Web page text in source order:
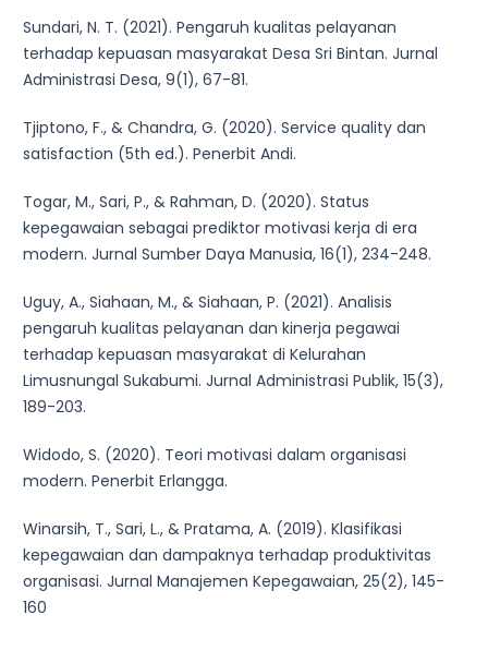
Sundari, N. T. (2021). Pengaruh kualitas pelayanan
terhadap kepuasan masyarakat Desa Sri Bintan. Jurnal
Administrasi Desa, 9(1), 67-81.
Tjiptono, F., & Chandra, G. (2020). Service quality dan
satisfaction (5th ed.). Penerbit Andi.
Togar, M., Sari, P., & Rahman, D. (2020). Status
kepegawaian sebagai prediktor motivasi kerja di era
modern. Jurnal Sumber Daya Manusia, 16(1), 234-248.
Uguy, A., Siahaan, M., & Siahaan, P. (2021). Analisis
pengaruh kualitas pelayanan dan kinerja pegawai
terhadap kepuasan masyarakat di Kelurahan
Limusnungal Sukabumi. Jurnal Administrasi Publik, 15(3),
189-203.
Widodo, S. (2020). Teori motivasi dalam organisasi
modern. Penerbit Erlangga.
Winarsih, T., Sari, L., & Pratama, A. (2019). Klasifikasi
kepegawaian dan dampaknya terhadap produktivitas
organisasi. Jurnal Manajemen Kepegawaian, 25(2), 145-
160